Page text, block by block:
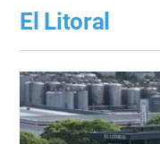
El Litoral